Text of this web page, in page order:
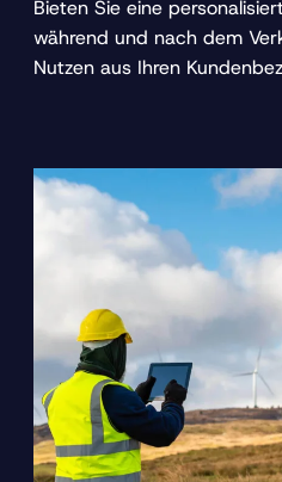
Bieten Sie eine
während und nach dem
Nutzen aus Ihren